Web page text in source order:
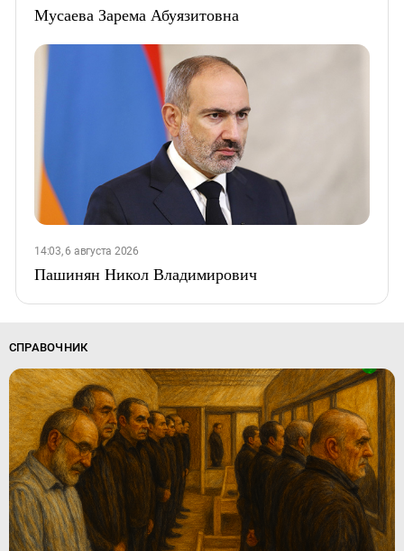
Мусаева Зарема Абуязитовна
14:03, 6 августа 2026
Пашинян Никол Владимирович
СПРАВОЧНИК